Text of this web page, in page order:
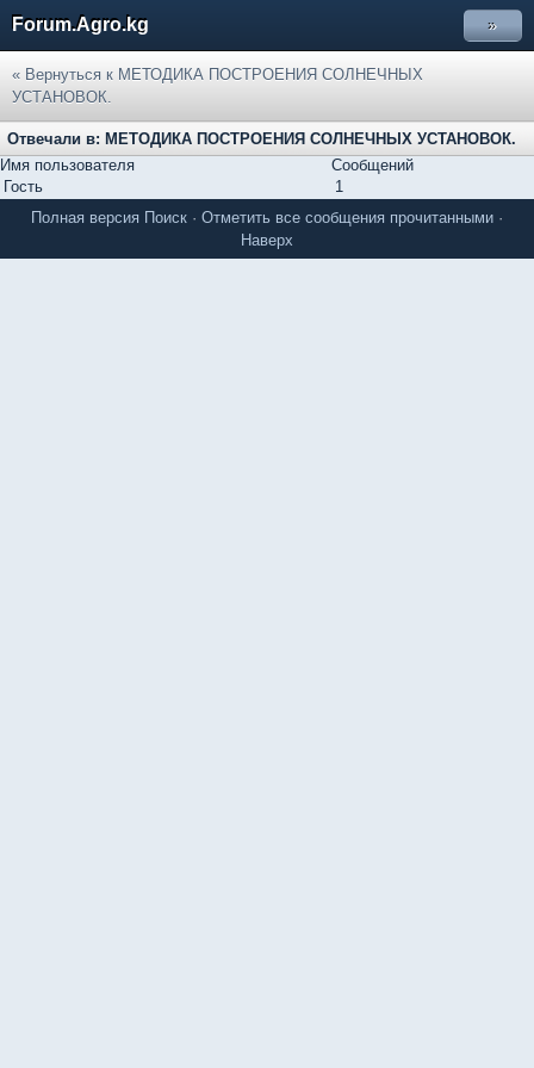
Forum.Agro.kg »
« Вернуться к МЕТОДИКА ПОСТРОЕНИЯ СОЛНЕЧНЫХ
УСТАНОВОК.
Отвечали в: МЕТОДИКА ПОСТРОЕНИЯ СОЛНЕЧНЫХ УСТАНОВОК.
Имя пользователя
Сообщений
Гость
1
Полная версия Поиск · Отметить все сообщения прочитанными ·
Наверх